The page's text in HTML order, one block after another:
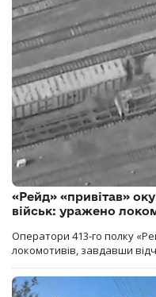
«Рейд» «привітав»
військ: уражено
Оператори 413-го полку
локомотивів, завдавши